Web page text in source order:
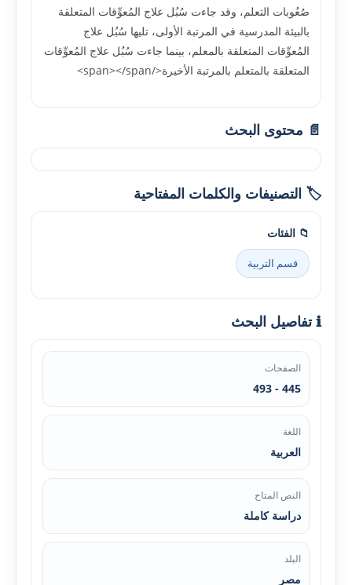
صُعُوبات التعلم، وقد جاءت سُبُل علاج المُعوِّقات المتعلقة
بالبيئة المدرسية في المرتبة الأولى، تليها سُبُل علاج
المُعوِّقات المتعلقة بالمعلم، بينما جاءت سُبُل علاج المُعوِّقات
المتعلقة بالمتعلم بالمرتبة الأخيرة</span></span>
📄 محتوى البحث
🏷️ التصنيفات والكلمات المفتاحية
📁 الفئات
قسم التربية
ℹ️ تفاصيل البحث
الصفحات
445 - 493
اللغة
العربية
النص المتاح
دراسة كاملة
البلد
مصر